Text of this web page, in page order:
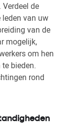
de
van uw
van de
mogelijk,
om hen
bieden.
rond